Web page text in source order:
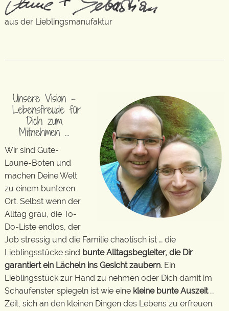
aus der Lieblingsmanufaktur
Unsere Vision –
Lebensfreude für
Dich zum
Mitnehmen …
Wir sind Gute-
Laune-Boten und
machen Deine Welt
zu einem bunteren
Ort. Selbst wenn der
Alltag grau, die To-
Do-Liste endlos, der
Job stressig und die Familie chaotisch ist … die
Lieblingsstücke sind bunte Alltagsbegleiter, die Dir
garantiert ein Lächeln ins Gesicht zaubern. Ein
Lieblingsstück zur Hand zu nehmen oder Dich damit im
Schaufenster spiegeln ist wie eine kleine bunte Auszeit…
Zeit, sich an den kleinen Dingen des Lebens zu erfreuen.